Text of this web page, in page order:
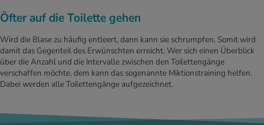
Öfter auf die Toilette gehen
Wird die Blase zu häufig entleert, dann kann sie schrumpfen. Somit wird
damit das Gegenteil des Erwünschten erreicht. Wer sich einen Überblick
über die Anzahl und die Intervalle zwischen den Toilettengänge
verschaffen möchte, dem kann das sogenannte Miktionstraining helfen.
Dabei werden alle Toilettengänge aufgezeichnet.